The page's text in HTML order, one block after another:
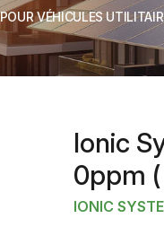
VÉHICULES
Ionic
0ppm
IONIC